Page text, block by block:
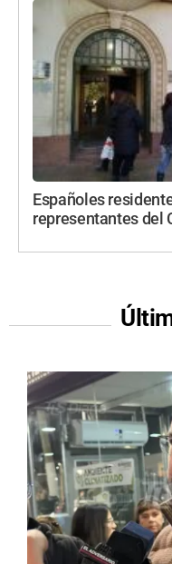
Españoles
representantes del